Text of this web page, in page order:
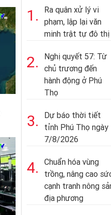
1.
Ra quân xử lý vi
phạm, lập lại văn
minh trật tự đô thị
2.
Nghị quyết 57: Từ
chủ trương đến
hành động ở Phú
Thọ
3.
Dự báo thời tiết
tỉnh Phú Thọ ngày
7/8/2026
4.
Chuẩn hóa vùng
trồng, nâng cao
cạnh tranh nông
địa phương